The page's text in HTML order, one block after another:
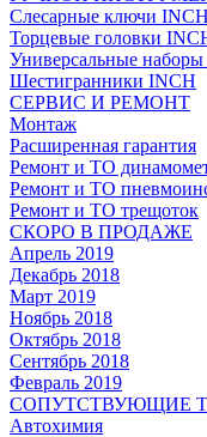
Слесарные ключи INCH
Торцевые головки
Универсальные
Шестигранники INCH
СЕРВИС И РЕМОНТ
Монтаж
Расширенная гарантия
Ремонт и ТО
Ремонт и ТО
Ремонт и ТО трещоток
СКОРО В ПРОДАЖЕ
Апрель 2019
Декабрь 2018
Март 2019
Ноябрь 2018
Октябрь 2018
Сентябрь 2018
Февраль 2019
СОПУТСТВУЮЩИЕ
Автохимия